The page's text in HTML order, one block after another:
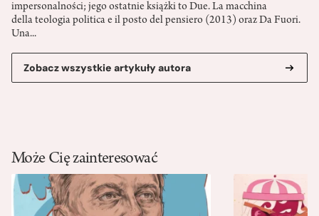
impersonalności; jego ostatnie książki to Due. La macchina
della teologia politica e il posto del pensiero (2013) oraz Da Fuori.
Una...
Zobacz wszystkie artykuły autora
Może Cię zainteresować